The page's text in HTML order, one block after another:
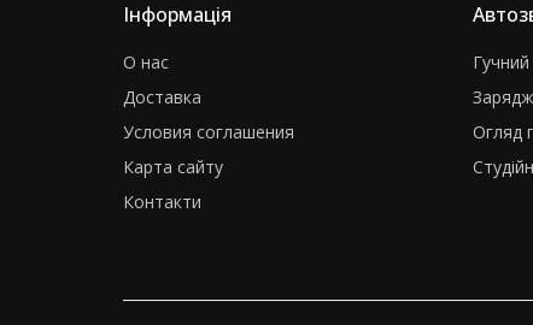
Інформація
О нас
Доставка
Условия соглашения
Карта сайту
Контакти
Огляд